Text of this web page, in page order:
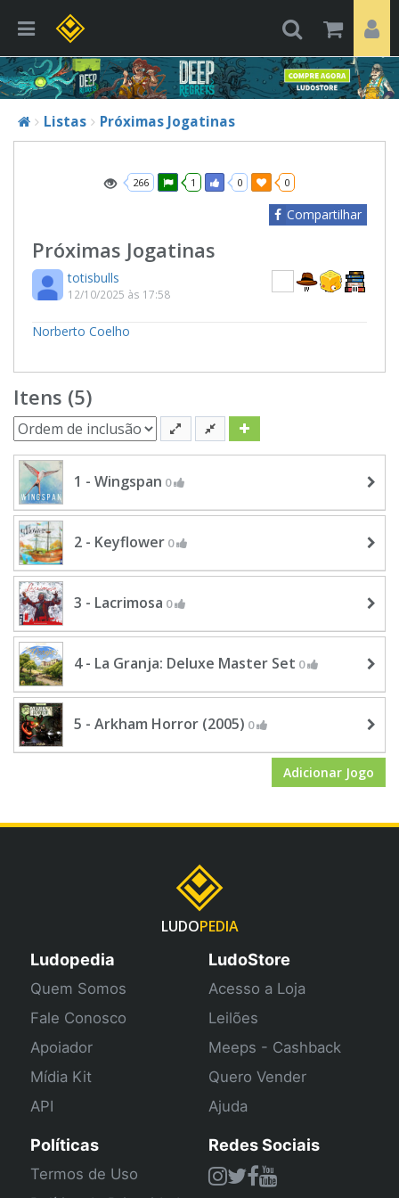
Listas Próximas Jogatinas
266 1 0 0
Compartilhar
Próximas Jogatinas
totisbulls
12/10/2025 às 17:58
Norberto Coelho
Itens (5)
1 - Wingspan 0
2 - Keyflower 0
3 - Lacrimosa 0
4 - La Granja: Deluxe Master Set 0
5 - Arkham Horror (2005) 0
Adicionar Jogo
LUDOPEDIA
Ludopedia
Quem Somos
Fale Conosco
Apoiador
Mídia Kit
API
LudoStore
Acesso a Loja
Leilões
Meeps - Cashback
Quero Vender
Ajuda
Políticas
Termos de Uso
Redes Sociais